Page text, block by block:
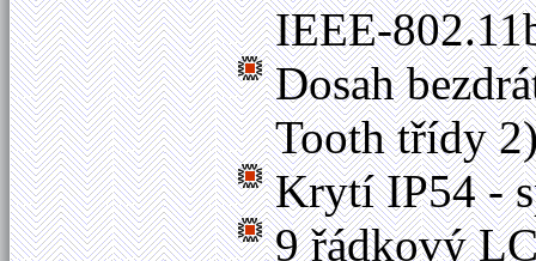
IEEE-
Dosah
Tooth třídy
Krytí IP54 -
9 řádkový